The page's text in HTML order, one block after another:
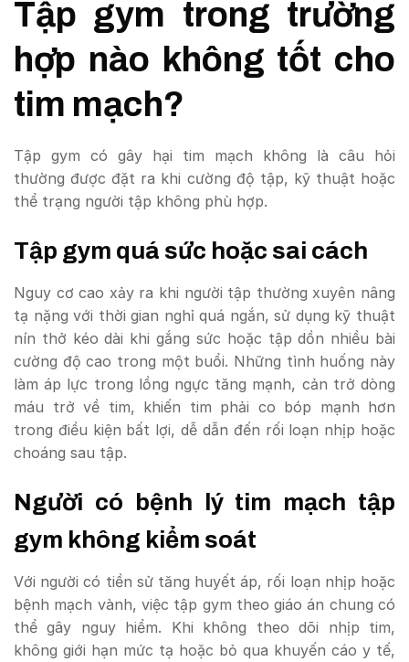
Tập gym trong trường
hợp nào không tốt cho
tim mạch?
Tập gym có gây hại tim mạch không là câu hỏi
thường được đặt ra khi cường độ tập, kỹ thuật hoặc
thể trạng người tập không phù hợp.
Tập gym quá sức hoặc sai cách
Nguy cơ cao xảy ra khi người tập thường xuyên nâng
tạ nặng với thời gian nghỉ quá ngắn, sử dụng kỹ thuật
nín thở kéo dài khi gắng sức hoặc tập dồn nhiều bài
cường độ cao trong một buổi. Những tình huống này
làm áp lực trong lồng ngực tăng mạnh, cản trở dòng
máu trở về tim, khiến tim phải co bóp mạnh hơn
trong điều kiện bất lợi, dễ dẫn đến rối loạn nhịp hoặc
choáng sau tập.
Người có bệnh lý tim mạch tập
gym không kiểm soát
Với người có tiền sử tăng huyết áp, rối loạn nhịp hoặc
bệnh mạch vành, việc tập gym theo giáo án chung có
thể gây nguy hiểm. Khi không theo dõi nhịp tim,
không giới hạn mức tạ hoặc bỏ qua khuyến cáo y tế,